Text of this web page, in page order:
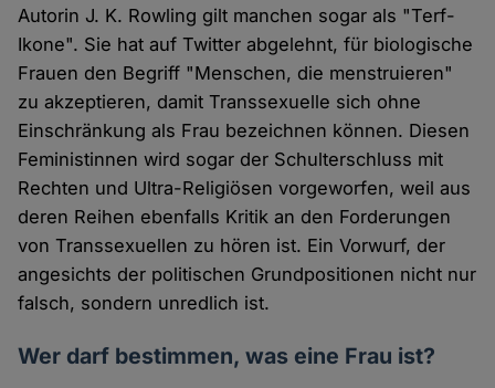
Autorin J. K. Rowling gilt manchen sogar als "Terf-
Ikone". Sie hat auf Twitter abgelehnt, für biologische
Frauen den Begriff "Menschen, die menstruieren"
zu akzeptieren, damit Transsexuelle sich ohne
Einschränkung als Frau bezeichnen können. Diesen
Feministinnen wird sogar der Schulterschluss mit
Rechten und Ultra-Religiösen vorgeworfen, weil aus
deren Reihen ebenfalls Kritik an den Forderungen
von Transsexuellen zu hören ist. Ein Vorwurf, der
angesichts der politischen Grundpositionen nicht nur
falsch, sondern unredlich ist.
Wer darf bestimmen, was eine Frau ist?